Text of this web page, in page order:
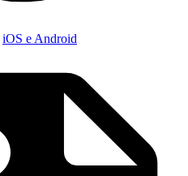
iOS e Android